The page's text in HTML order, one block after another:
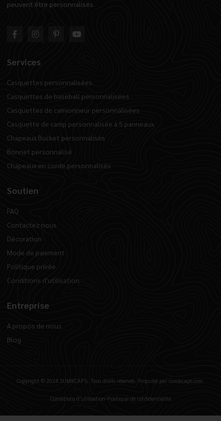
peuvent être personnalisés.
Services
Casquettes personnalisées
Casquettes de baseball personnalisées
Casquettes de camionneur personnalisées
Casquette de camp personnalisée à 5 panneaux
Chapeaux Bucket personnalisés
Bonnet personnalisé
Chapeaux en corde personnalisés
Soutien
FAQ
Contactez nous
Décoration
Mode de paiement
Politique privée
Conditions d'utilisation
Entreprise
A propos de nous
Blog
Copyright © 2024 SUMKCAPS, Tous droits réservés. Propulsé par sumkcaps.com.
Conditions d'utilisation Politique de confidentialité